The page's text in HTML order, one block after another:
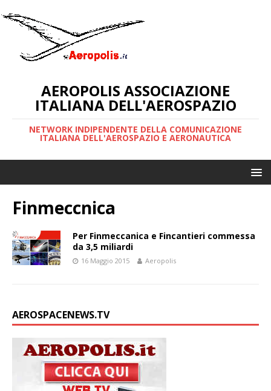
AEROPOLIS ASSOCIAZIONE
ITALIANA DELL'AEROSPAZIO
NETWORK INDIPENDENTE DELLA COMUNICAZIONE
ITALIANA DELL'AEROSPAZIO E AERONAUTICA
Finmeccnica
Per Finmeccanica e Fincantieri commessa
da 3,5 miliardi
16 Maggio 2015 Aeropolis
AEROSPACENEWS.TV